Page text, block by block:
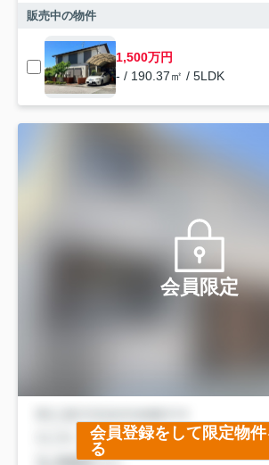
販売中の物件
1,500万円
- / 190.37㎡ / 5LDK
会員限定
会員登録をして限定物
る